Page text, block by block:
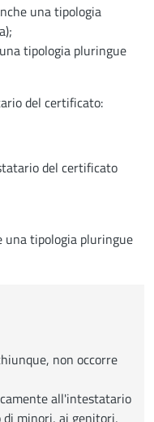
una tipologia
tipologia pluringue
del certificato:
del certificato
una tipologia pluringue
non occorre
all'intestatario
minori, ai genitori,